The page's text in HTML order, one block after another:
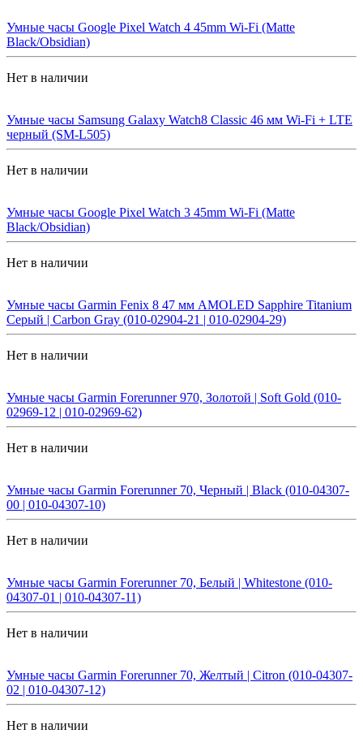
Умные часы Google Pixel Watch 4 45mm Wi-Fi (Matte
Black/Obsidian)
Нет в наличии
Умные часы Samsung Galaxy Watch8 Classic 46 мм Wi-Fi + LTE
черный (SM-L505)
Нет в наличии
Умные часы Google Pixel Watch 3 45mm Wi-Fi (Matte
Black/Obsidian)
Нет в наличии
Умные часы Garmin Fenix 8 47 мм AMOLED Sapphire Titanium
Серый | Carbon Gray (010-02904-21 | 010-02904-29)
Нет в наличии
Умные часы Garmin Forerunner 970, Золотой | Soft Gold (010-
02969-12 | 010-02969-62)
Нет в наличии
Умные часы Garmin Forerunner 70, Черный | Black (010-04307-
00 | 010-04307-10)
Нет в наличии
Умные часы Garmin Forerunner 70, Белый | Whitestone (010-
04307-01 | 010-04307-11)
Нет в наличии
Умные часы Garmin Forerunner 70, Желтый | Citron (010-04307-
02 | 010-04307-12)
Нет в наличии